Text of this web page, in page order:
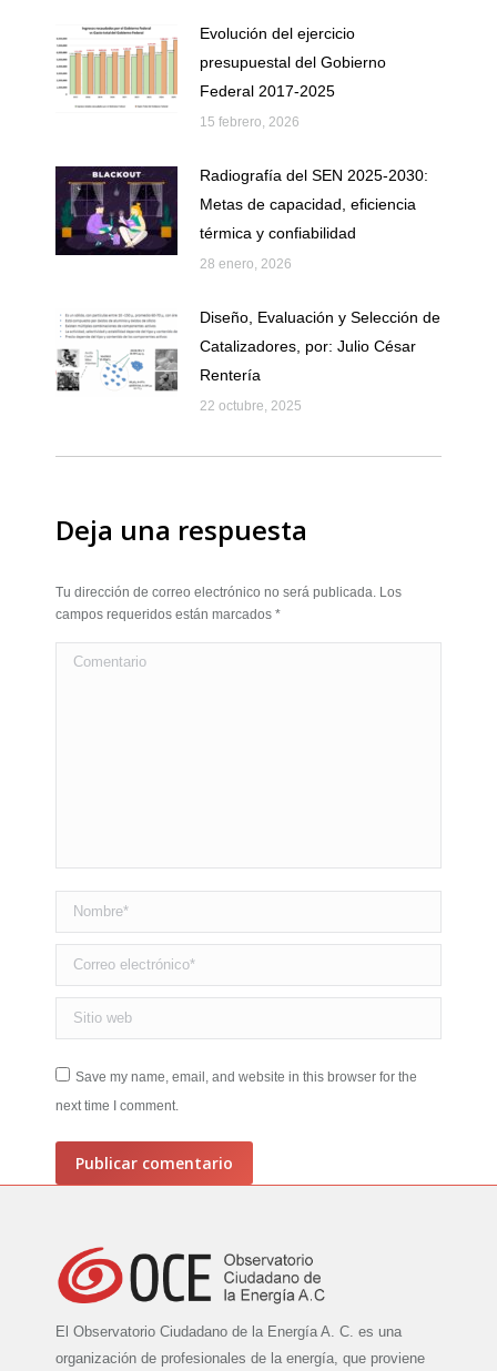
Evolución del ejercicio
presupuestal del Gobierno
Federal 2017-2025
15 febrero, 2026
Radiografía del SEN 2025-2030:
Metas de capacidad, eficiencia
térmica y confiabilidad
28 enero, 2026
Diseño, Evaluación y Selección de
Catalizadores, por: Julio César
Rentería
22 octubre, 2025
Deja una respuesta
Tu dirección de correo electrónico no será publicada. Los
campos requeridos están marcados *
Comentario
Nombre *
Correo electrónico *
Sitio web
Save my name, email, and website in this browser for the
next time I comment.
Publicar comentario
El Observatorio Ciudadano de la Energía A. C. es una
organización de profesionales de la energía, que proviene